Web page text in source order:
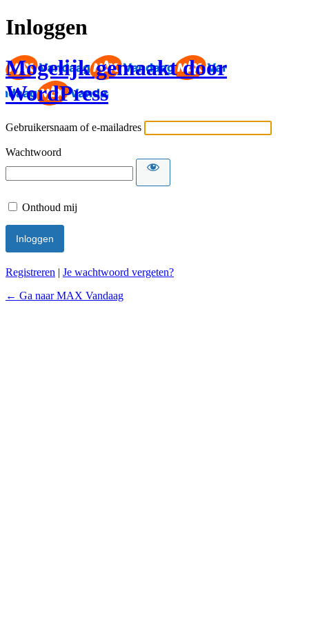
Inloggen
Mogelijk gemaakt door
WordPress
Gebruikersnaam of e-mailadres
Wachtwoord
Onthoud mij
Registreren | Je wachtwoord vergeten?
← Ga naar MAX Vandaag